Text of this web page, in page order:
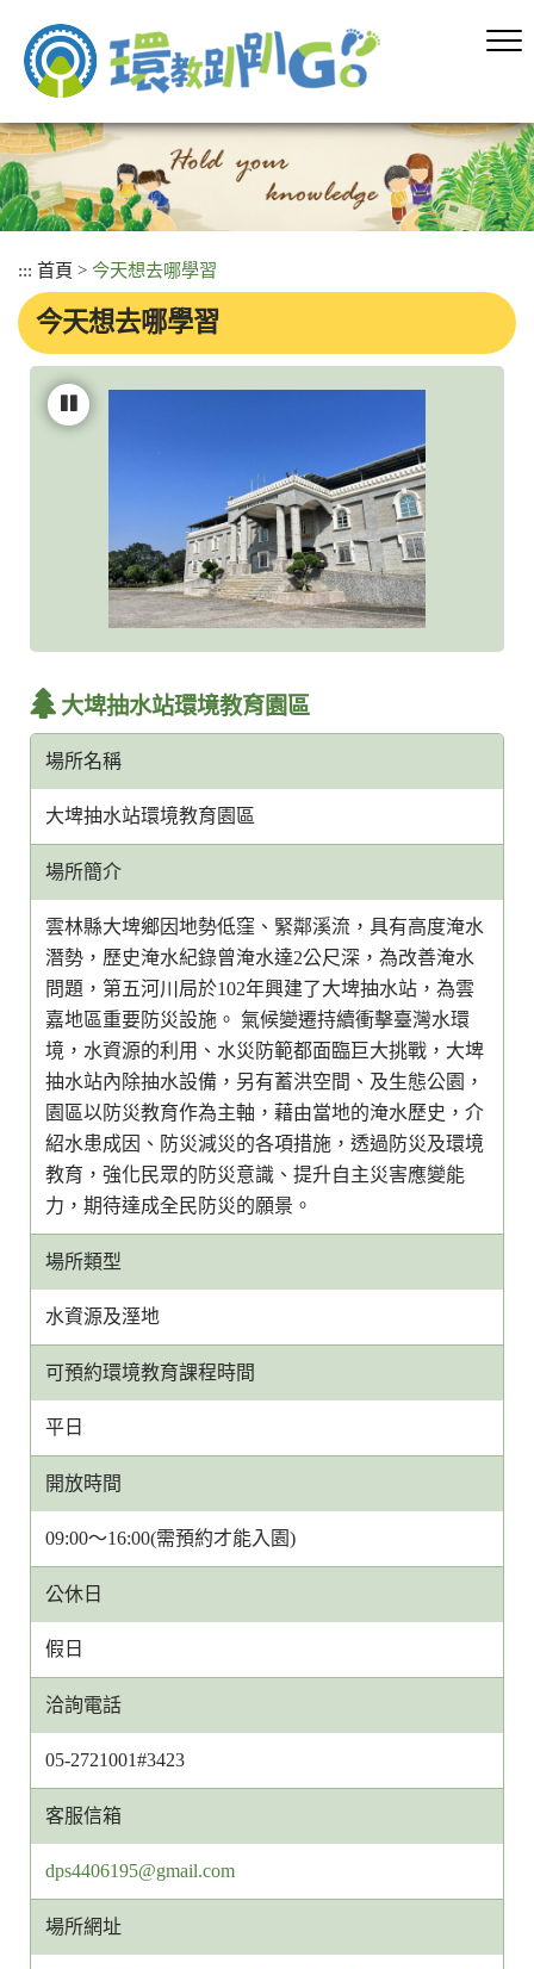
容
區
塊
::: 首頁 > 今天想去哪學習
今天想去哪學習
大埤抽水站環境教育園區
場所名稱
大埤抽水站環境教育園區
場所簡介
雲林縣大埤鄉因地勢低窪、緊鄰溪流，具有高度淹水
潛勢，歷史淹水紀錄曾淹水達2公尺深，為改善淹水
問題，第五河川局於102年興建了大埤抽水站，為雲
嘉地區重要防災設施。 氣候變遷持續衝擊臺灣水環
境，水資源的利用、水災防範都面臨巨大挑戰，大埤
抽水站內除抽水設備，另有蓄洪空間、及生態公園，
園區以防災教育作為主軸，藉由當地的淹水歷史，介
紹水患成因、防災減災的各項措施，透過防災及環境
教育，強化民眾的防災意識、提升自主災害應變能
力，期待達成全民防災的願景。
場所類型
水資源及溼地
可預約環境教育課程時間
平日
開放時間
09:00～16:00(需預約才能入園)
公休日
假日
洽詢電話
05-2721001#3423
客服信箱
客
服
信
dps4406195@gmail.com
場所網址